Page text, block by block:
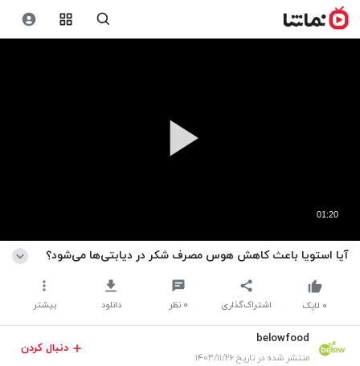
01:20
آیا استویا باعث کاهش هوس مصرف شکر در دیابتی‌ها می‌شود؟
اشتراک‌گذاری ۰ نظر دانلود بیشتر ۰ لایک
belowfood
منتشر شده در تاریخ ۱۴۰۳/۱۱/۲۶
دنبال کردن